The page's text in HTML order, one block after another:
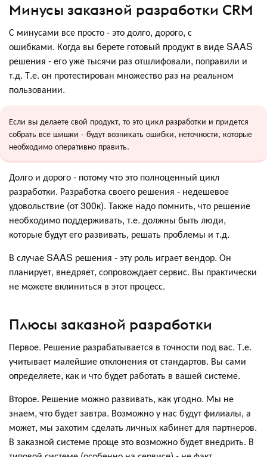
Минусы заказной разработки CRM
С минусами все просто - это долго, дорого, с
ошибками. Когда вы берете готовый продукт в виде SAAS
решения - его уже тысячи раз отшлифовали, поправили и
т.д. Т.е. он протестирован множество раз на реальном
пользовании.
Если вы делаете свой продукт, то это цикл разработки и придется
собрать все шишки - будут возникать ошибки, неточности, которые
необходимо оперативно править.
Долго и дорого - потому что это полноценный цикл
разработки. Разработка своего решения - недешевое
удовольствие (от 300к). Также надо помнить, что решение
необходимо поддерживать, т.е. должны быть люди,
которые будут его развивать, решать проблемы и т.д.
В случае SAAS решения - эту роль играет вендор. Он
планирует, внедряет, сопровождает сервис. Вы практически
не можете вклиниться в этот процесс.
Плюсы заказной разработки
Первое. Решение разрабатывается в точности под вас. Т.е.
учитывает малейшие отклонения от стандартов. Вы сами
определяете, как и что будет работать в вашей системе.
Второе. Решение можно развивать, как угодно. Мы не
знаем, что будет завтра. Возможно у нас будут филиалы, а
может, мы захотим сделать личных кабинет для партнеров.
В заказной системе проще это возможно будет внедрить. В